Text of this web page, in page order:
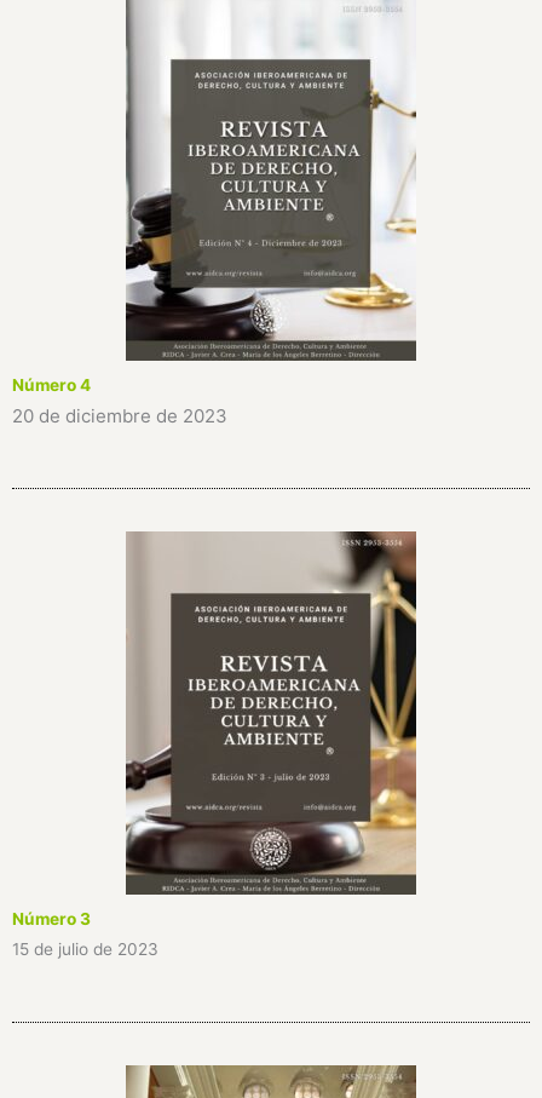
Número 4
20 de diciembre de 2023
Número 3
15 de julio de 2023